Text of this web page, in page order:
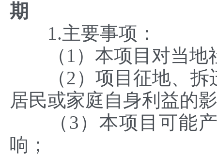
期
1.主要事项：
（1）本项目对当地
（2）项目征地、拆
居民或家庭自身利益的
（3）本项目可能产
响；